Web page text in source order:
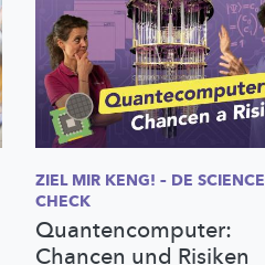
ZIEL MIR KENG! – DE SCIENCE
CHECK
Quantencomputer:
Chancen und Risiken